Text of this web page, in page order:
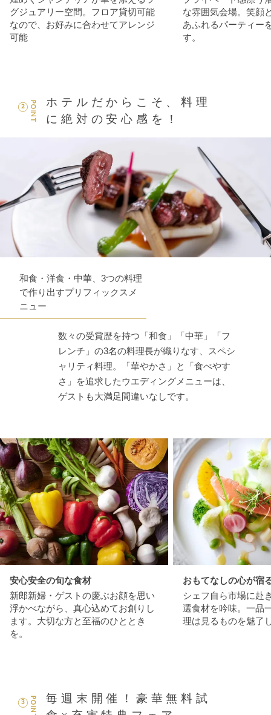
グジュアリー空間。フロア貸切可能
なので、お好みに合わせてアレンジ
可能
な雰囲気会場。笑顔
あふれるパーティー
す。
POINT
2
ホテルだからこそ、料理
に絶対の安心感を！
和食・洋食・中華、3つの料理
で作り出すプリフィックスメ
ニュー
数々の受賞歴を持つ「和食」「中華」「フ
レンチ」の3名の料理長が織りなす、スペシ
ャリティ料理。「華やかさ」と「食べやす
さ」を追求したウエディングメニューは、
ゲストも大満足間違いなしです。
安心安全の旬な食材
新郎新婦・ゲストの慶ぶお顔を思い
浮かべながら、真心込めてお創りし
ます。大切な方と至福のひととき
を。
おもてなしの心が宿
シェフ自ら市場に赴
選食材を吟味。一品
理は見るものを魅了
POINT
3
毎週末開催！豪華無料試